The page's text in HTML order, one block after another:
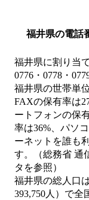
福井県の電話
福井県に割り当
0776・0778・
福井県の世帯単
FAXの保有率は
ートフォンの保
率は36%、パソ
ーネットを誰も
す。（総務省 通
タを参照）
福井県の総人口
393,750人）で全